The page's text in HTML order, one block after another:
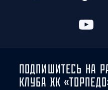
ПОДПИШИТЕСЬ НА
КЛУБА ХК